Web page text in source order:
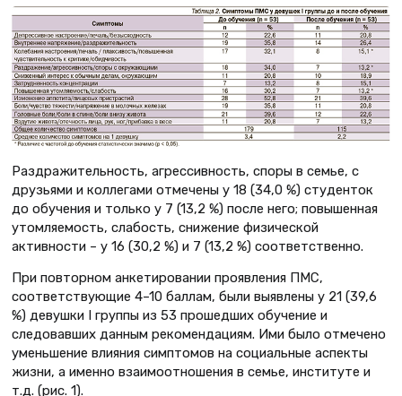
Раздражительность, агрессивность, споры в семье, с
друзьями и коллегами отмечены у 18 (34,0 %) студенток
до обучения и только у 7 (13,2 %) после него; повышенная
утомляемость, слабость, снижение физической
активности – у 16 (30,2 %) и 7 (13,2 %) соответственно.
При повторном анкетировании проявления ПМС,
соответствующие 4–10 баллам, были выявлены у 21 (39,6
%) девушки I группы из 53 прошедших обучение и
следовавших данным рекомендациям. Ими было отмечено
уменьшение влияния симптомов на социальные аспекты
жизни, а именно взаимоотношения в семье, институте и
т.д. (рис. 1).